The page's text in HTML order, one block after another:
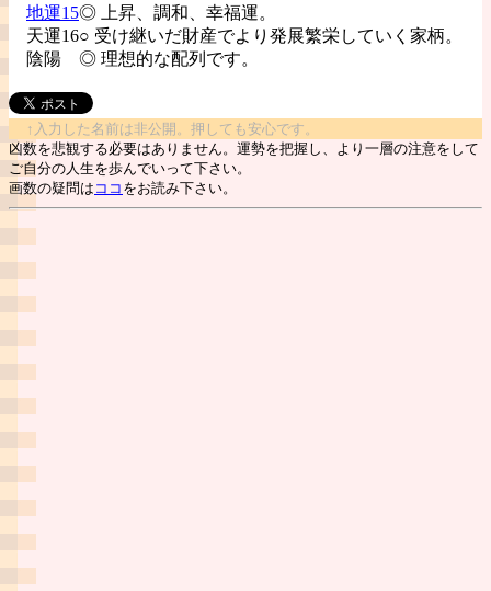
地運15◎ 上昇、調和、幸福運。
天運16○ 受け継いだ財産でより発展繁栄していく家柄。
陰陽 ◎ 理想的な配列です。
↑入力した名前は非公開。押しても安心です。
凶数を悲観する必要はありません。運勢を把握し、より一層の注意をして
ご自分の人生を歩んでいって下さい。
画数の疑問は ココ をお読み下さい。